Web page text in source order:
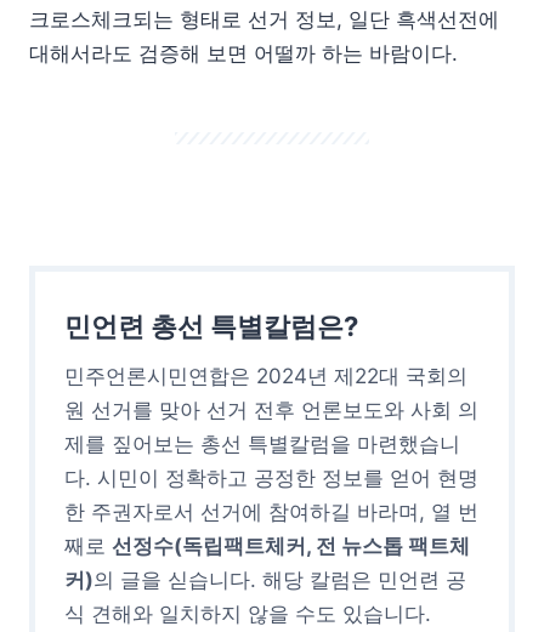
크로스체크되는 형태로 선거 정보, 일단 흑색선전에
대해서라도 검증해 보면 어떨까 하는 바람이다.
민언련 총선 특별칼럼은?
민주언론시민연합은 2024년 제22대 국회의
원 선거를 맞아 선거 전후 언론보도와 사회 의
제를 짚어보는 총선 특별칼럼을 마련했습니
다. 시민이 정확하고 공정한 정보를 얻어 현명
한 주권자로서 선거에 참여하길 바라며, 열 번
째로 선정수(독립팩트체커, 전 뉴스톱 팩트체
커)의 글을 싣습니다. 해당 칼럼은 민언련 공
식 견해와 일치하지 않을 수도 있습니다.